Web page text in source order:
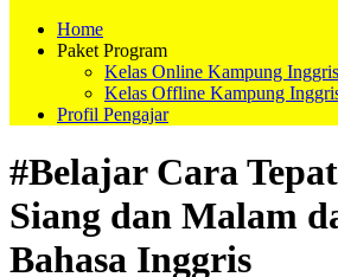
Home
Paket Program
Kelas Online Kampung Inggris
Kelas Offline Kampung
Profil Pengajar
#Belajar Cara
Siang dan Malam
Bahasa Inggris